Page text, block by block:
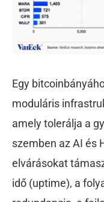
Egy
moduláris
amely tolerálja a
szemben az AI és
elvárásokat
idő (uptime), a